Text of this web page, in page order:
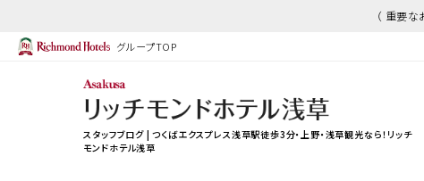
（ 重要
グループTOP
スタッフブログ | つくばエクスプレス浅草駅徒歩3分・上野・浅草観光なら！リッチ
モンドホテル浅草